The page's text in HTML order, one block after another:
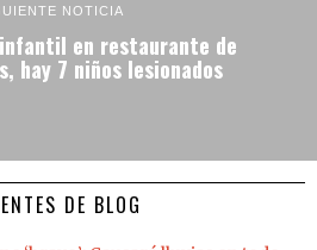
NOTICIA
en restaurante de
hay 7 niños lesionados
DE BLOG